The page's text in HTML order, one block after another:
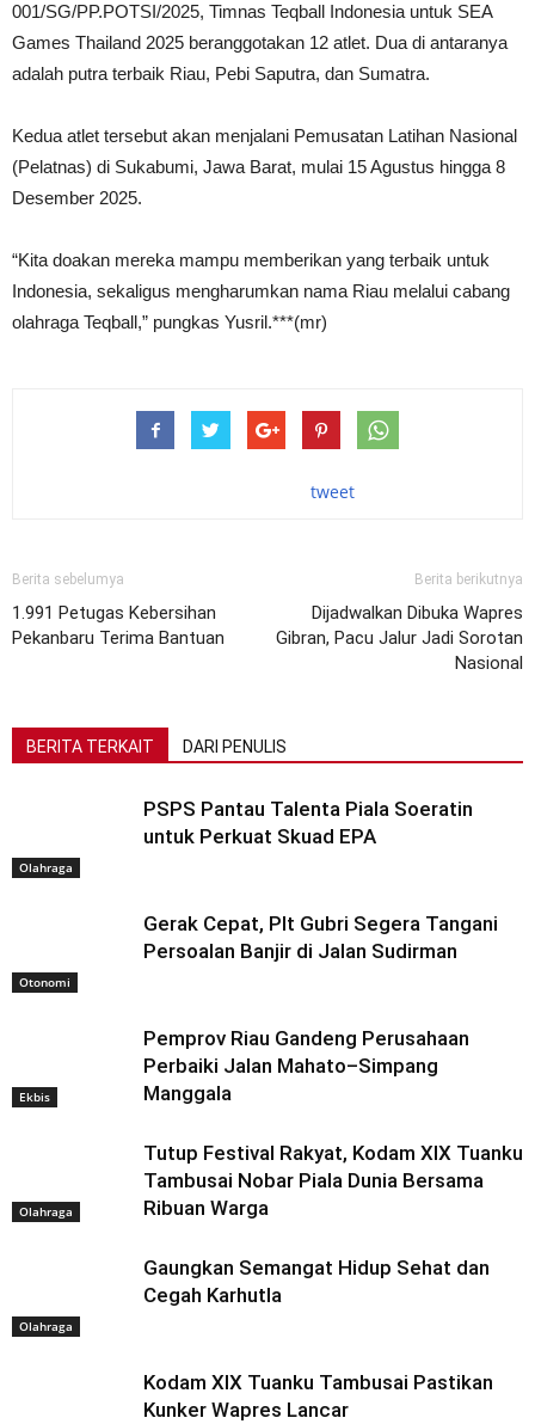
001/SG/PP.POTSI/2025, Timnas Teqball Indonesia untuk SEA
Games Thailand 2025 beranggotakan 12 atlet. Dua di antaranya
adalah putra terbaik Riau, Pebi Saputra, dan Sumatra.
Kedua atlet tersebut akan menjalani Pemusatan Latihan Nasional
(Pelatnas) di Sukabumi, Jawa Barat, mulai 15 Agustus hingga 8
Desember 2025.
“Kita doakan mereka mampu memberikan yang terbaik untuk
Indonesia, sekaligus mengharumkan nama Riau melalui cabang
olahraga Teqball,” pungkas Yusril.***(mr)
tweet
Berita sebelumya
1.991 Petugas Kebersihan
Pekanbaru Terima Bantuan
Berita berikutnya
Dijadwalkan Dibuka Wapres
Gibran, Pacu Jalur Jadi Sorotan
Nasional
BERITA TERKAIT DARI PENULIS
Olahraga
PSPS Pantau Talenta Piala Soeratin
untuk Perkuat Skuad EPA
Otonomi
Gerak Cepat, Plt Gubri Segera Tangani
Persoalan Banjir di Jalan Sudirman
Ekbis
Pemprov Riau Gandeng Perusahaan
Perbaiki Jalan Mahato–Simpang
Manggala
Olahraga
Tutup Festival Rakyat, Kodam XIX Tuanku
Tambusai Nobar Piala Dunia Bersama
Ribuan Warga
Olahraga
Gaungkan Semangat Hidup Sehat dan
Cegah Karhutla
Kodam XIX Tuanku Tambusai Pastikan
Kunker Wapres Lancar